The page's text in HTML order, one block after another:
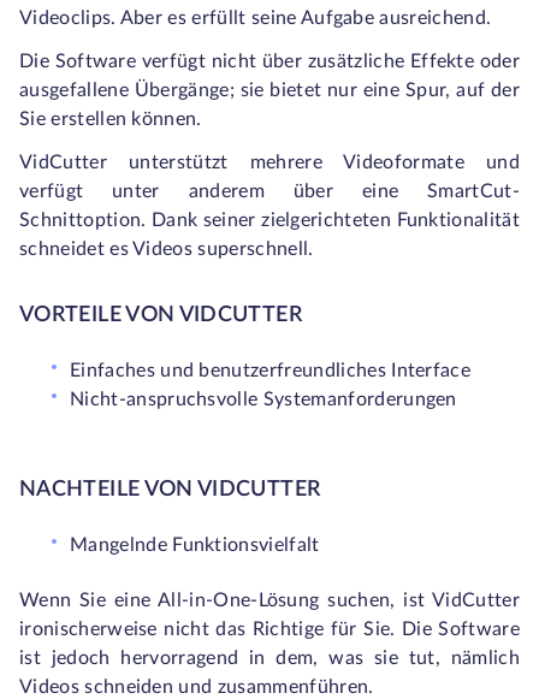
Videoclips. Aber es erfüllt seine Aufgabe ausreichend.
Die Software verfügt nicht über zusätzliche Effekte oder
ausgefallene Übergänge; sie bietet nur eine Spur, auf der
Sie erstellen können.
VidCutter unterstützt mehrere Videoformate und
verfügt unter anderem über eine SmartCut-
Schnittoption. Dank seiner zielgerichteten Funktionalität
schneidet es Videos superschnell.
VORTEILE VON VIDCUTTER
Einfaches und benutzerfreundliches Interface
Nicht-anspruchsvolle Systemanforderungen
NACHTEILE VON VIDCUTTER
Mangelnde Funktionsvielfalt
Wenn Sie eine All-in-One-Lösung suchen, ist VidCutter
ironischerweise nicht das Richtige für Sie. Die Software
ist jedoch hervorragend in dem, was sie tut, nämlich
Videos schneiden und zusammenführen.